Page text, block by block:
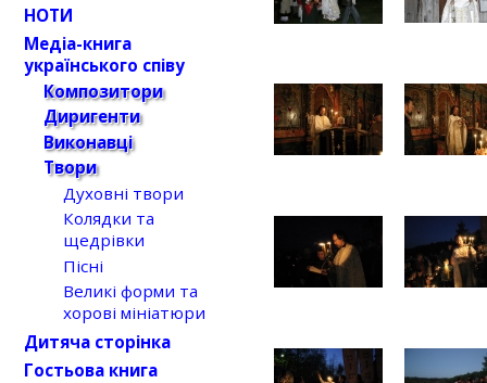
НОТИ
Медіа-книга
українського співу
Композитори
Диригенти
Виконавці
Твори
Духовні твори
Колядки та
щедрівки
Пісні
Великі форми та
хорові мініатюри
Дитяча сторінка
Гостьова книга